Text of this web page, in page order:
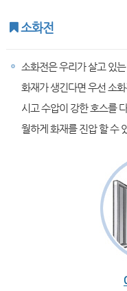
소화전
소화전은 우리가 살고 있
화재가 생긴다면 우선 소
시고 수압이 강한 호스를
월하게 화재를 진압 할 수